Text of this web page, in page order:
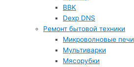
BBK
Dexp DNS
Ремонт бытовой техники
Микроволновые печи
Мультиварки
Мясорубки